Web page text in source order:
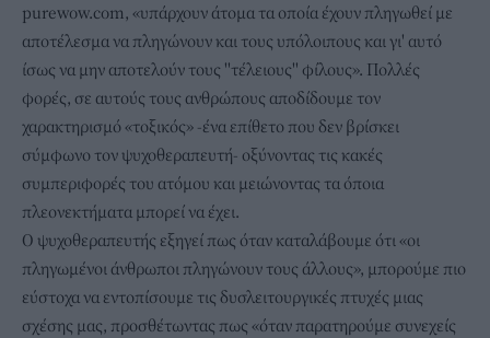
purewow.com, «υπάρχουν άτομα τα οποία έχουν πληγωθεί με
αποτέλεσμα να πληγώνουν και τους υπόλοιπους και γι' αυτό
ίσως να μην αποτελούν τους ''τέλειους'' φίλους». Πολλές
φορές, σε αυτούς τους ανθρώπους αποδίδουμε τον
χαρακτηρισμό «τοξικός» -ένα επίθετο που δεν βρίσκει
σύμφωνο τον ψυχοθεραπευτή- οξύνοντας τις κακές
συμπεριφορές του ατόμου και μειώνοντας τα όποια
πλεονεκτήματα μπορεί να έχει.
Ο ψυχοθεραπευτής εξηγεί πως όταν καταλάβουμε ότι «οι
πληγωμένοι άνθρωποι πληγώνουν τους άλλους», μπορούμε πιο
εύστοχα να εντοπίσουμε τις δυσλειτουργικές πτυχές μιας
σχέσης μας, προσθέτωντας πως «όταν παρατηρούμε συνεχείς